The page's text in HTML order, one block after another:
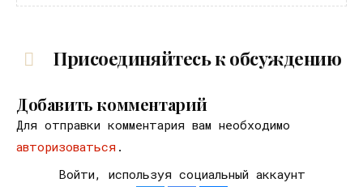
Присоединяйтесь к обсуждению
Добавить комментарий
Для отправки комментария вам необходимо
авторизоваться .
Войти, используя социальный аккаунт